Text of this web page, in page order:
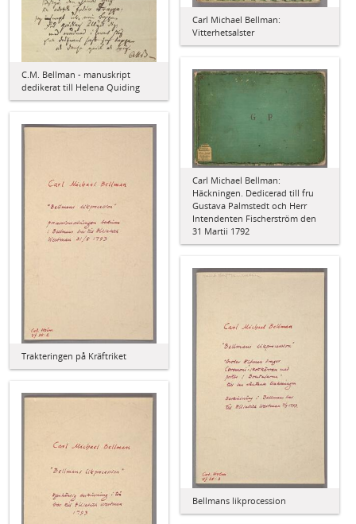
Carl Michael Bellman:
Vitterhetsalster
C.M. Bellman - manuskript
dedikerat till Helena Quiding
Carl Michael Bellman:
Häckningen. Dedicerad till fru
Gustava Palmstedt och Herr
Intendenten Fischerström den
31 Martii 1792
Trakteringen på Kräftriket
Bellmans likprocession